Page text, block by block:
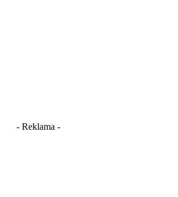
- Reklama -